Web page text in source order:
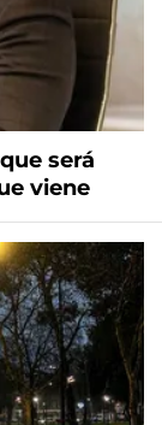
será
viene